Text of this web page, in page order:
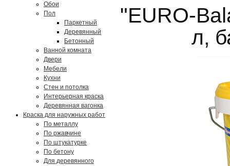
Обои
Пол
Паркетный
Деревянный
Бетонный
Ванной комната
Двери
Мебели
Кухни
Стен и потолка
Интерьерная краска
Деревянная вагонка
Краска для наружных работ
По металлу
По ржавчине
По штукатурке
По бетону
Для деревянного
"EURO-
л,